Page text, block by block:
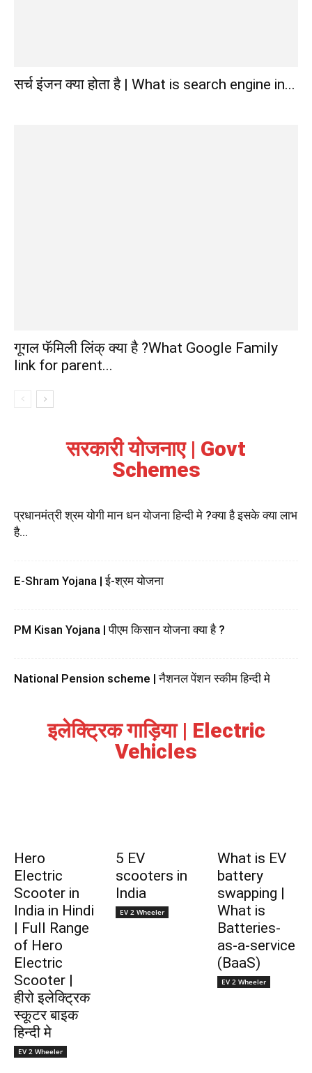
सर्च इंजन क्या होता है | What is search engine in...
गूगल फॅमिली लिंक् क्या है ?What Google Family
link for parent...
सरकारी योजनाए | Govt
Schemes
प्रधानमंत्री श्रम योगी मान धन योजना हिन्दी मे ?क्या है इसके क्या लाभ
है...
E-Shram Yojana | ई-श्रम योजना
PM Kisan Yojana | पीएम किसान योजना क्या है ?
National Pension scheme | नैशनल पेंशन स्कीम हिन्दी मे
इलेक्ट्रिक गाड़िया | Electric
Vehicles
Hero
Electric
Scooter in
India in Hindi
| Full Range
of Hero
Electric
Scooter |
हीरो इलेक्ट्रिक
स्कूटर बाइक
हिन्दी मे
EV 2 Wheeler
5 EV
scooters in
India
EV 2 Wheeler
What is EV
battery
swapping |
What is
Batteries-
as-a-service
(BaaS)
EV 2 Wheeler